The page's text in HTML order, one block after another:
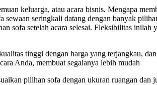
keluarga, atau acara bisnis. Mengapa
seringkali datang dengan banyak
sofa setelah acara selesai. Fleksibilitas
tinggi dengan harga yang terjangkau,
Anda, membuat segalanya lebih mudah
pilihan sofa dengan ukuran ruangan